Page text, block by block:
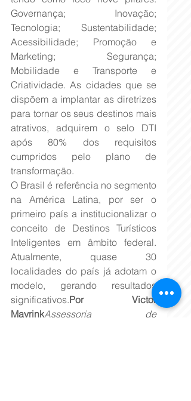
Governança; Inovação;
Tecnologia; Sustentabilidade;
Acessibilidade; Promoção e
Marketing; Segurança;
Mobilidade e Transporte e
Criatividade. As cidades que se
dispõem a implantar as diretrizes
para tornar os seus destinos mais
atrativos, adquirem o selo DTI
após 80% dos requisitos
cumpridos pelo plano de
transformação.
O Brasil é referência no segmento
na América Latina, por ser o
primeiro país a institucionalizar o
conceito de Destinos Turísticos
Inteligentes em âmbito federal.
Atualmente, quase 30
localidades do país já adotam o
modelo, gerando resultados
significativos.Por Victor
MayrinkAssessoria de